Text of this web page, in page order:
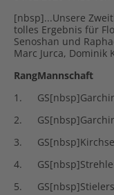
[nbsp]...Unsere
tolles Ergebnis für
Senoshan und
Marc Jurca,
RangMannschaft
1.
2.
3.
4.
5.